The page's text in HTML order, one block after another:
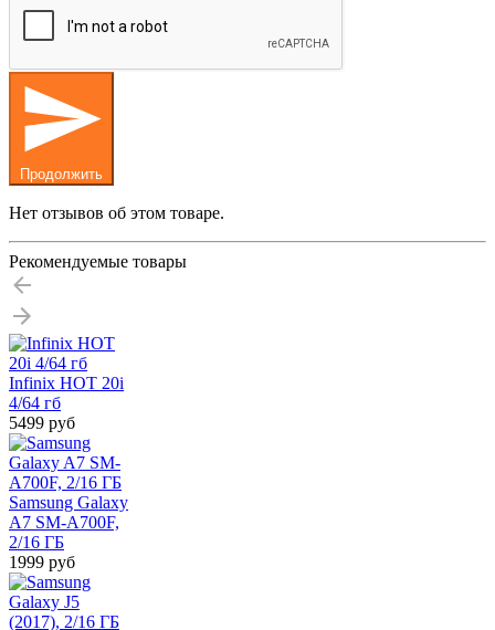
Продолжить
Нет отзывов об этом товаре.
Рекомендуемые товары
Infinix HOT 20i
4/64 гб
5499 руб
Samsung Galaxy
A7 SM-A700F,
2/16 ГБ
1999 руб